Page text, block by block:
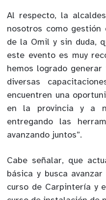
Al respecto, la
nosotros como
de la Omil y sin duda,
este evento es muy
hemos logrado
diversas
encuentren una
en la provincia y a
entregando las
avanzando juntos”.
Cabe señalar, que
básica ybusca avanzar
curso de Carpintería y